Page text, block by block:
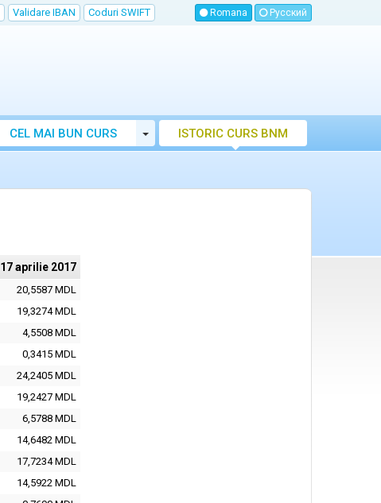
Validare IBAN Coduri SWIFT Romana Русский
CEL MAI BUN CURS
VALUTAR MOLDOVA
Toggle Dropdown
ISTORIC CURS BNM
17 aprilie 2017
20,5587 MDL
19,3274 MDL
4,5508 MDL
0,3415 MDL
24,2405 MDL
19,2427 MDL
6,5788 MDL
14,6482 MDL
17,7234 MDL
14,5922 MDL